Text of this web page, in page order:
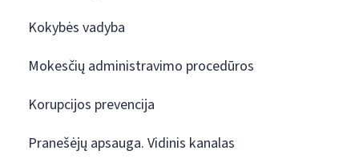
Kokybės vadyba
Mokesčių administravimo procedūros
Korupcijos prevencija
Pranešėjų apsauga. Vidinis kanalas